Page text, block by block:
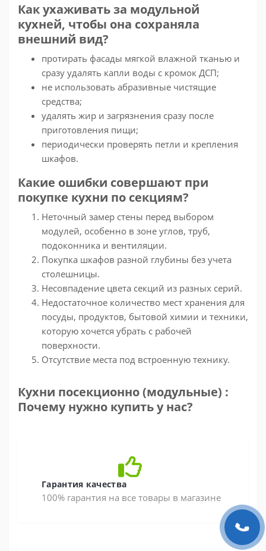
Как ухаживать за модульной
кухней, чтобы она сохраняла
внешний вид?
протирать фасады мягкой влажной тканью и
сразу удалять капли воды с кромок ДСП;
не использовать абразивные чистящие
средства;
удалять жир и загрязнения сразу после
приготовления пищи;
периодически проверять петли и крепления
шкафов.
Какие ошибки совершают при
покупке кухни по секциям?
Неточный замер стены перед выбором
модулей, особенно в зоне углов, труб,
подоконника и вентиляции.
Покупка шкафов разной глубины без учета
столешницы.
Несовпадение цвета секций из разных серий.
Недостаточное количество мест хранения для
посуды, продуктов, бытовой химии и техники,
которую хочется убрать с рабочей
поверхности.
Отсутствие места под встроенную технику.
Кухни посекционно (модульные) :
Почему нужно купить у нас?
Гарантия качества
100% гарантия на все товары в магазине